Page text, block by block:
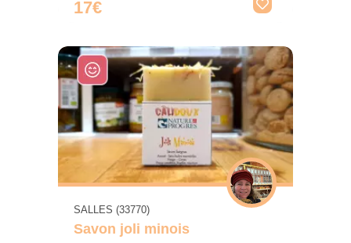
17€
SALLES (33770)
Savon joli minois